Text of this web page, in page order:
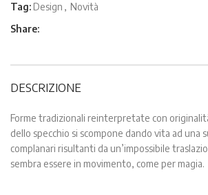
Tag: Design , Novità
Share:
DESCRIZIONE
Forme tradizionali reinterpretate con
dello specchio si scompone dando vita ad una
complanari risultanti da un’impossibile
sembra essere in movimento, come per magia.